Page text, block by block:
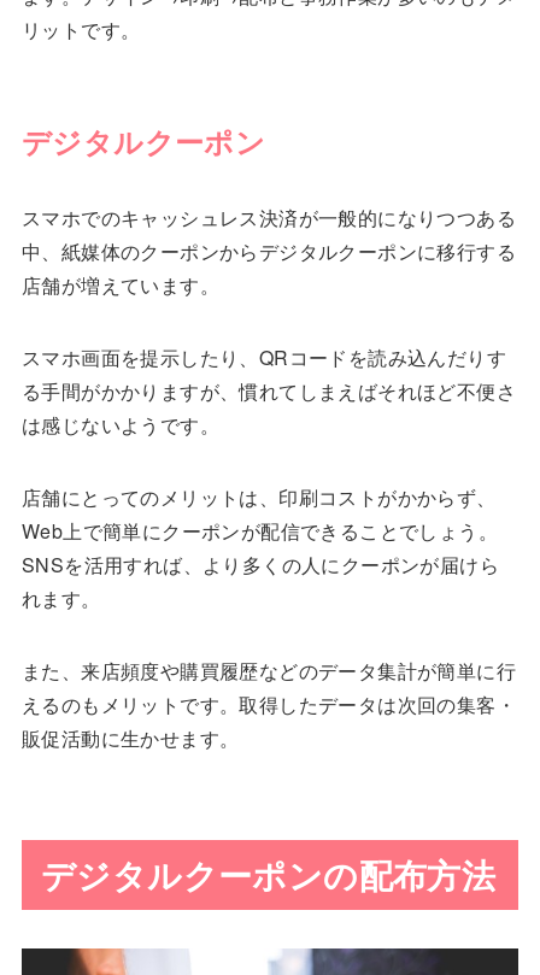
リットです。
デジタルクーポン
スマホでのキャッシュレス決済が一般的になりつつある
中、紙媒体のクーポンからデジタルクーポンに移行する
店舗が増えています。
スマホ画面を提示したり、QRコードを読み込んだりす
る手間がかかりますが、慣れてしまえばそれほど不便さ
は感じないようです。
店舗にとってのメリットは、印刷コストがかからず、
Web上で簡単にクーポンが配信できることでしょう。
SNSを活用すれば、より多くの人にクーポンが届けら
れます。
また、来店頻度や購買履歴などのデータ集計が簡単に行
えるのもメリットです。取得したデータは次回の集客・
販促活動に生かせます。
デジタルクーポンの配布方法